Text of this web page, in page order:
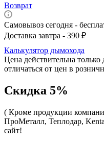
Возврат
Самовывоз сегодня -
Доставка завтра - 390 ₽
Калькулятор дымохода
Цена действительна
отличаться от цен в
Скидка 5%
( Кроме продукции
ПроМеталл, Теплодар,
сайт!